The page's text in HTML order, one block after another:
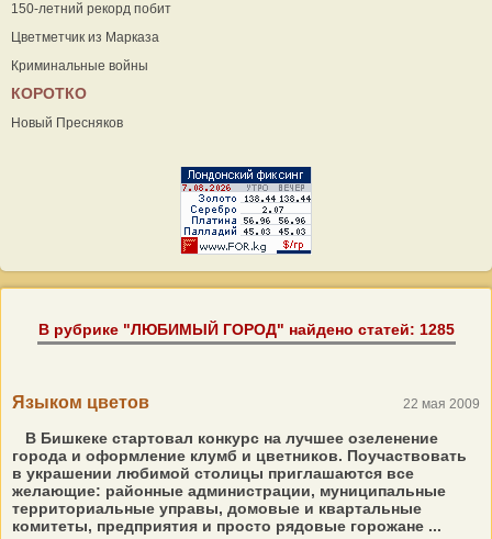
150-летний рекорд побит
Цветметчик из Марказа
Криминальные войны
КОРОТКО
Новый Пресняков
В рубрике "ЛЮБИМЫЙ ГОРОД" найдено статей: 1285
Языком цветов 22 мая 2009
В Бишкеке стартовал конкурс на лучшее озеленение
города и оформление клумб и цветников. Поучаствовать
в украшении любимой столицы приглашаются все
желающие: районные администрации, муниципальные
территориальные управы, домовые и квартальные
комитеты, предприятия и просто рядовые горожане ...